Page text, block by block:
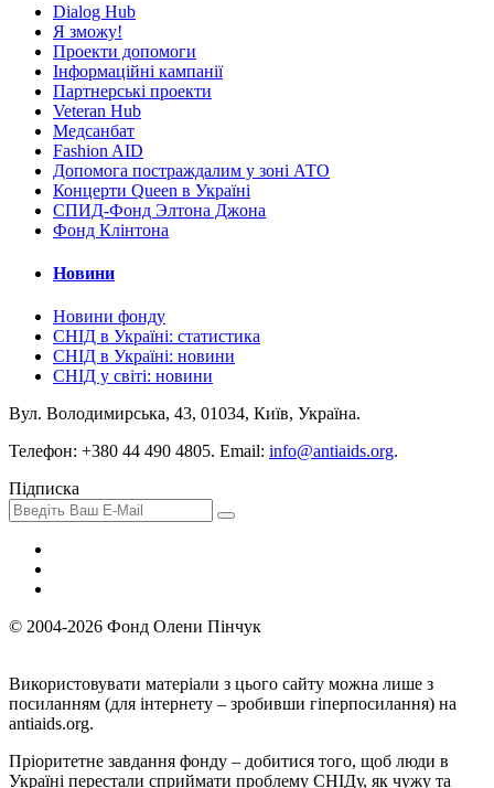
Dialog Hub
Я зможу!
Проекти допомоги
Інформаційні кампанії
Партнерські проекти
Veteran Hub
Медсанбат
Fashion AID
Допомога постраждалим у зоні АТО
Концерти Queen в Україні
СПИД-Фонд Элтона Джона
Фонд Клінтона
Новини
Новини фонду
СНІД в Україні: статистика
СНІД в Україні: новини
СНІД у світі: новини
Вул. Володимирська, 43, 01034, Київ, Україна.
Телефон: +380 44 490 4805. Email: info@antiaids.org.
Пiдписка
© 2004-2026 Фонд Олени Пінчук
Використовувати матеріали з цього сайту можна лише з
посиланням (для інтернету – зробивши гіперпосилання) на
antiaids.org.
Пріоритетне завдання фонду – добитися того, щоб люди в
Україні перестали сприймати проблему СНІДу, як чужу та